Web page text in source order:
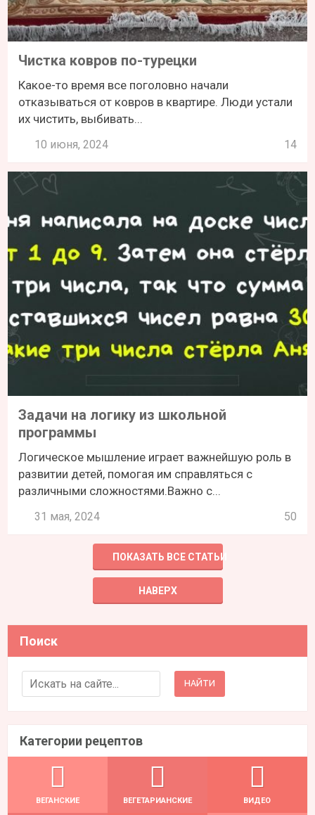
Чистка ковров по-турецки
Какое-то время все поголовно начали
отказываться от ковров в квартире. Люди устали
их чистить, выбивать...
10 июня, 2024 14
Задачи на логику из школьной
программы
Логическое мышление играет важнейшую роль в
развитии детей, помогая им справляться с
различными сложностями.Важно с...
31 мая, 2024 50
ПОКАЗАТЬ ВСЕ СТАТЬИ
НАВЕРХ
Поиск
Search for:
Категории рецептов
ВЕГАНСКИЕ ВЕГЕТАРИАНСКИЕ ВИДЕО